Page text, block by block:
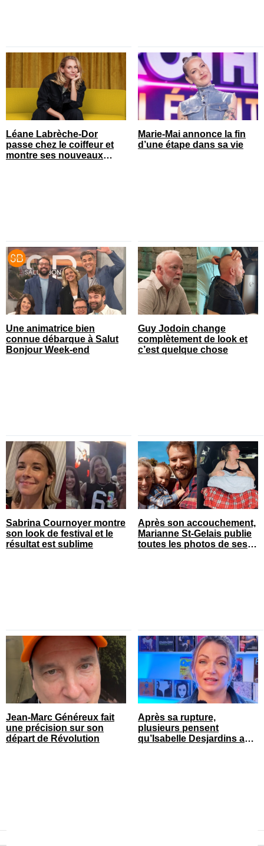
Léane Labrèche-Dor
passe chez le coiffeur et
montre ses nouveaux
Marie-Mai annonce la fin
d’une étape dans sa vie
Une animatrice bien
connue débarque à Salut
Bonjour Week-end
Guy Jodoin change
complètement de look et
c’est quelque chose
Sabrina Cournoyer montre
son look de festival et le
résultat est sublime
Après son accouchement,
Marianne St-Gelais publie
toutes les photos de ses
Jean-Marc Généreux fait
une précision sur son
départ de Révolution
Après sa rupture,
plusieurs pensent
qu’Isabelle Desjardins a